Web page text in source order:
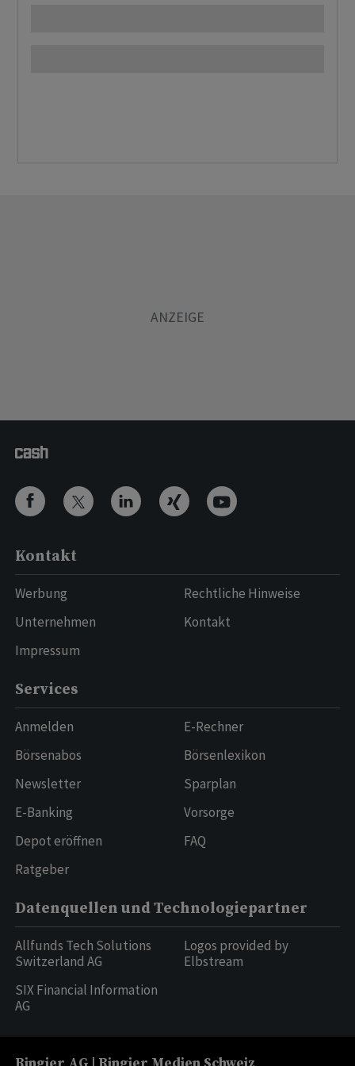
Kontakt
Werbung
Unternehmen
Impressum
Rechtliche Hinweise
Kontakt
Services
Anmelden
Börsenabos
Newsletter
E-Banking
Depot eröffnen
Ratgeber
E-Rechner
Börsenlexikon
Sparplan
Vorsorge
FAQ
Datenquellen und Technologiepartner
Allfunds Tech Solutions
Switzerland AG
SIX Financial Information
AG
Logos provided by
Elbstream